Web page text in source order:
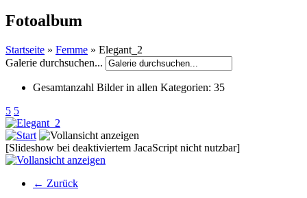
Fotoalbum
Startseite » Femme » Elegant_2
Galerie durchsuchen...
Gesamtanzahl Bilder in allen Kategorien: 35
5 5
[Slideshow bei deaktiviertem JacaScript nicht nutzbar]
← Zurück